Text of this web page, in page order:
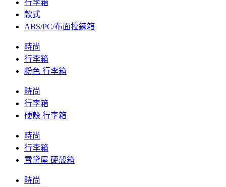
行李箱
款式
ABS/PC/布面拉鍊箱
時尚
行李箱
粉色 行李箱
時尚
行李箱
硬殼 行李箱
時尚
行李箱
雪黛屋 硬殼箱
時尚